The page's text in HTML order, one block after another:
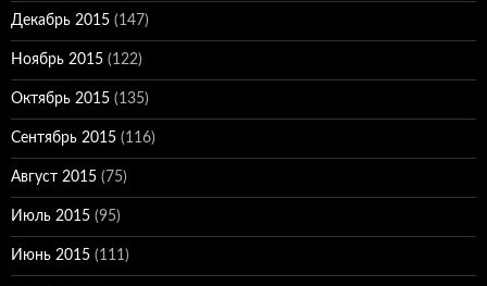
Декабрь 2015 (147)
Ноябрь 2015 (122)
Октябрь 2015 (135)
Сентябрь 2015 (116)
Август 2015 (75)
Июль 2015 (95)
Июнь 2015 (111)